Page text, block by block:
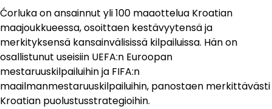
Ćorluka on ansainnut yli 100 maaottelua Kroatian
maajoukkueessa, osoittaen kestävyytensä ja
merkityksensä kansainvälisissä kilpailuissa. Hän on
osallistunut useisiin UEFA:n Euroopan
mestaruuskilpailuihin ja FIFA:n
maailmanmestaruuskilpailuihin, panostaen merkittävästi
Kroatian puolustusstrategioihin.